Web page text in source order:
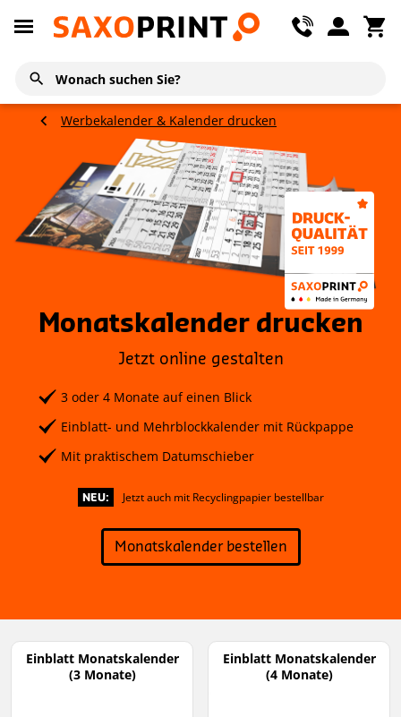
Werbekalender & Kalender drucken
Monatskalender drucken
Jetzt online gestalten
3 oder 4 Monate auf einen Blick
Einblatt- und Mehrblockkalender mit Rückpappe
Mit praktischem Datumschieber
NEU: Jetzt auch mit Recyclingpapier bestellbar
Monatskalender bestellen
Einblatt Monatskalender
(3 Monate)
Einblatt Monatskalender
(4 Monate)